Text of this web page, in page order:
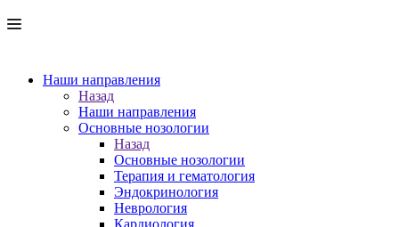
Наши направления
Назад
Наши направления
Основные нозологии
Назад
Основные нозологии
Терапия и гематология
Эндокринология
Неврология
Кардиология